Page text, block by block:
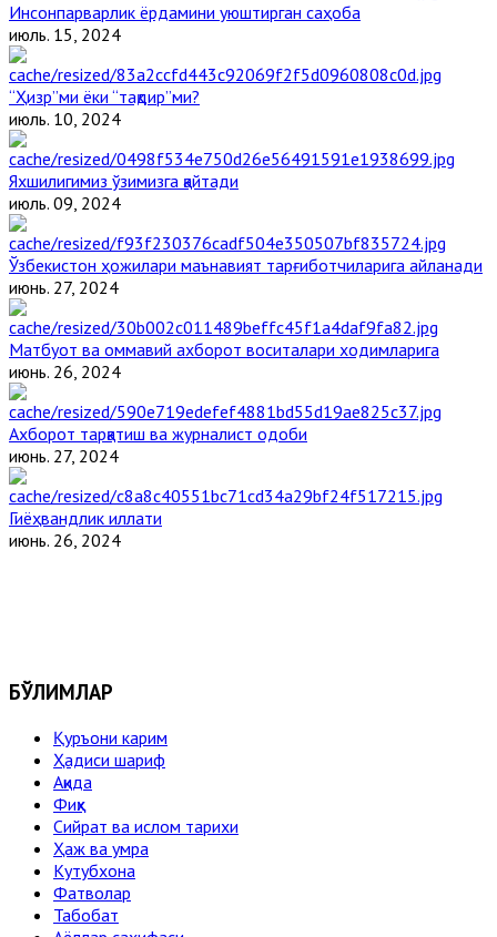
Инсонпарварлик ёрдамини уюштирган саҳоба
июль. 15, 2024
“Ҳизр”ми ёки “тақдир”ми?
июль. 10, 2024
Яхшилигимиз ўзимизга қайтади
июль. 09, 2024
Ўзбекистон ҳожилари маънавият тарғиботчиларига айланади
июнь. 27, 2024
Матбуот ва оммавий ахборот воситалари ходимларига
июнь. 26, 2024
Ахборот тарқатиш ва журналист одоби
июнь. 27, 2024
Гиёҳвандлик иллати
июнь. 26, 2024
БЎЛИМЛАР
Қуръони карим
Ҳадиси шариф
Ақида
Фиқҳ
Сийрат ва ислом тарихи
Ҳаж ва умра
Кутубхона
Фатволар
Табобат